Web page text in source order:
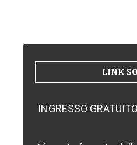
LINK
INGRESSO GRATUITO